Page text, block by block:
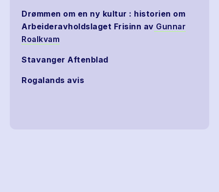
Drømmen om en ny kultur : historien om
Arbeideravholdslaget Frisinn av Gunnar
Roalkvam
Stavanger Aftenblad
Rogalands avis